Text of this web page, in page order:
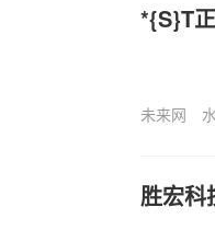
*{S}T
未来网
胜宏科